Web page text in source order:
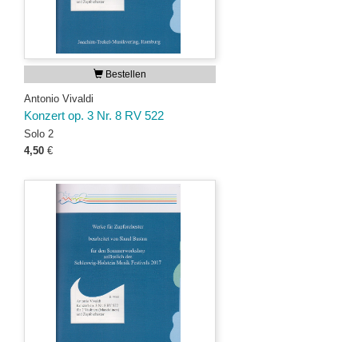
Bestellen
Antonio Vivaldi
Konzert op. 3 Nr. 8 RV 522
Solo 2
4,50 €